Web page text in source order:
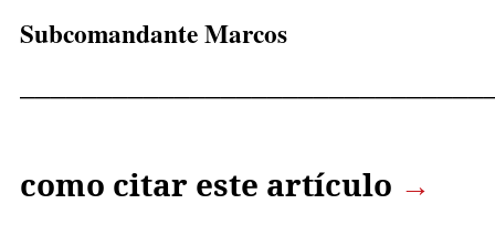
Subcomandante Marcos
como citar este artículo →